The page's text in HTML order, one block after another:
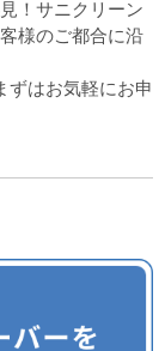
！サニクリーン
様のご都合に沿
ずはお気軽にお申